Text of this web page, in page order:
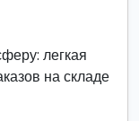
легкая
на складе